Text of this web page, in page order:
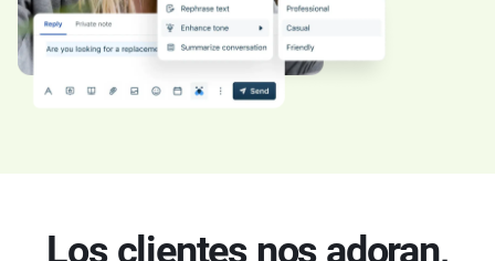
Los clientes nos adoran,